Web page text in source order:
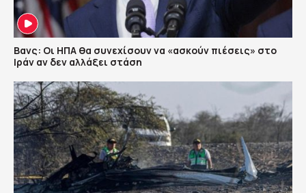
Βανς: Οι ΗΠΑ θα συνεχίσουν να «ασκούν πιέσεις» στο
Ιράν αν δεν αλλάξει στάση